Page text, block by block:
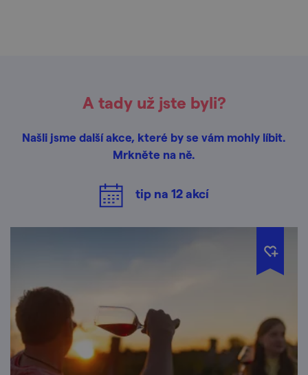
A tady už jste byli?
Našli jsme další akce, které by se vám mohly líbit.
Mrkněte na ně.
tip na 12akcí